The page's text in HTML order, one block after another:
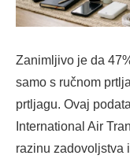
Zanimljivo je da
samo s ručnom
prtljagu. Ovaj
International Air
razinu zadovoljstva